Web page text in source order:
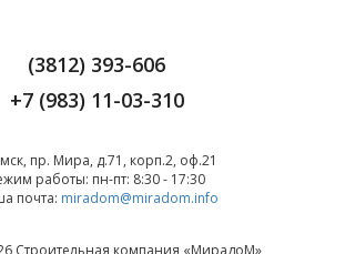
(3812) 393-606
+7 (983) 11-03-310
пр. Мира, д.71, корп.2, оф.21
работы: пн-пт: 8:30 - 17:30
почта: miradom@miradom.info